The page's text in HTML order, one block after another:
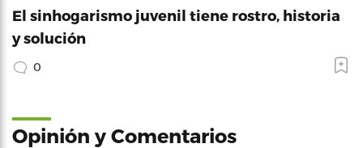
El sinhogarismo juvenil tiene rostro, historia
y solución
0
Opinión y Comentarios